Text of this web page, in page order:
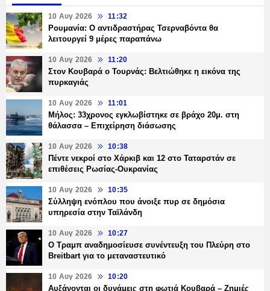
10 Αυγ 2026 11:32
Ρουμανία: Ο αντιδραστήρας Τσερναβόντα θα
λειτουργεί 9 μέρες παραπάνω
10 Αυγ 2026 11:20
Στον Κουβαρά ο Τουρνάς: Βελτιώθηκε η εικόνα της
πυρκαγιάς
10 Αυγ 2026 11:01
Μήλος: 33χρονος εγκλωβίστηκε σε βράχο 20μ. στη
θάλασσα – Επιχείρηση διάσωσης
10 Αυγ 2026 10:38
Πέντε νεκροί στο Χάρκιβ και 12 στο Ταταρστάν σε
επιθέσεις Ρωσίας-Ουκρανίας
10 Αυγ 2026 10:35
Σύλληψη ενόπλου που άνοιξε πυρ σε δημόσια
υπηρεσία στην Ταϊλάνδη
10 Αυγ 2026 10:27
Ο Τραμπ αναδημοσίευσε συνέντευξη του Πλεύρη στο
Breitbart για το μεταναστευτικό
10 Αυγ 2026 10:20
Αυξάνονται οι δυνάμεις στη φωτιά Κουβαρά – Ζημιές